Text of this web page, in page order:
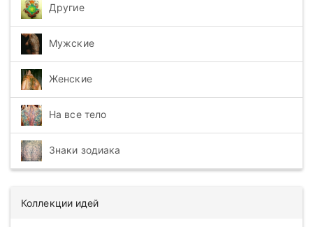
Другие
Мужские
Женские
На все тело
Знаки зодиака
Коллекции идей